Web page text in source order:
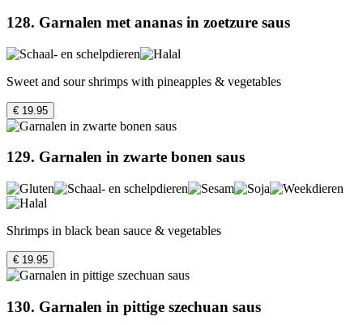
128. Garnalen met ananas in zoetzure saus
Sweet and sour shrimps with pineapples & vegetables
€ 19.95
129. Garnalen in zwarte bonen saus
Shrimps in black bean sauce & vegetables
€ 19.95
130. Garnalen in pittige szechuan saus